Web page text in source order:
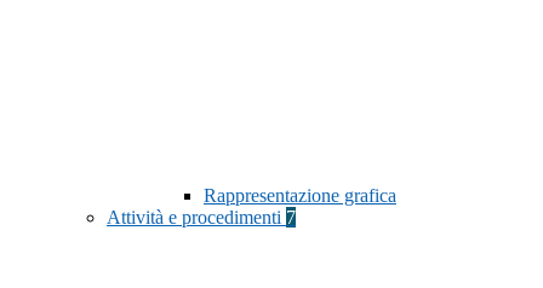
Rappresentazione grafica
Attività e procedimenti 7